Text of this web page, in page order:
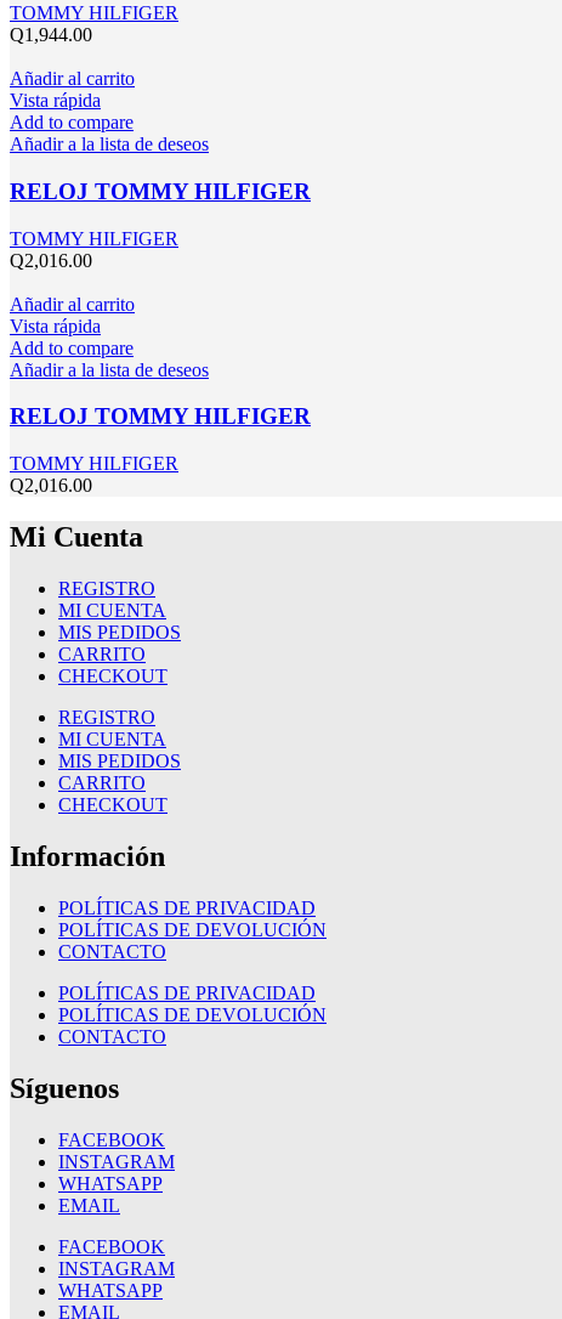
TOMMY HILFIGER
Q1,944.00
Añadir al carrito
Vista rápida
Add to compare
Añadir a la lista de deseos
RELOJ TOMMY HILFIGER
TOMMY HILFIGER
Q2,016.00
Añadir al carrito
Vista rápida
Add to compare
Añadir a la lista de deseos
RELOJ TOMMY HILFIGER
TOMMY HILFIGER
Q2,016.00
Mi Cuenta
REGISTRO
MI CUENTA
MIS PEDIDOS
CARRITO
CHECKOUT
REGISTRO
MI CUENTA
MIS PEDIDOS
CARRITO
CHECKOUT
Información
POLÍTICAS DE PRIVACIDAD
POLÍTICAS DE DEVOLUCIÓN
CONTACTO
POLÍTICAS DE PRIVACIDAD
POLÍTICAS DE DEVOLUCIÓN
CONTACTO
Síguenos
FACEBOOK
INSTAGRAM
WHATSAPP
EMAIL
FACEBOOK
INSTAGRAM
WHATSAPP
EMAIL